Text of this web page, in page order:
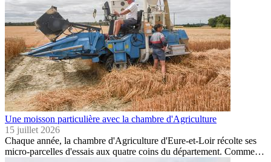
Une moisson particulière avec la chambre d'Agriculture
15 juillet 2026
Chaque année, la chambre d'Agriculture d'Eure-et-Loir récolte ses
micro-parcelles d'essais aux quatre coins du département. Comme…